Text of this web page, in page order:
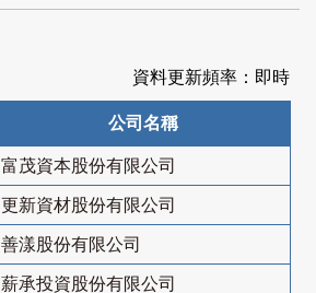
資料更新頻率：即時
公司名稱
富茂資本股份有限公司
更新資材股份有限公司
善漾股份有限公司
薪承投資股份有限公司